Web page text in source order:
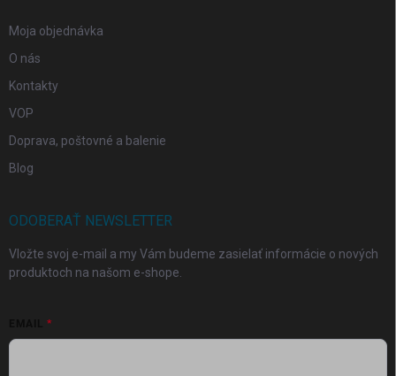
Moja objednávka
O nás
Kontakty
VOP
Doprava, poštovné a balenie
Blog
ODOBERAŤ NEWSLETTER
Vložte svoj e-mail a my Vám budeme zasielať informácie o nových
produktoch na našom e-shope.